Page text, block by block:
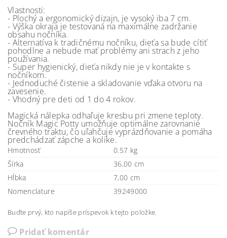
Vlastnosti:
- Plochý a ergonomický dizajn, je vysoký iba 7 cm.
- Výška okraja je testovaná na maximálne zadržanie
obsahu nočníka.
- Alternatíva k tradičnému nočníku, dieťa sa bude cítiť
pohodlne a nebude mať problémy ani strach z jeho
používania.
- Super hygienický, dieťa nikdy nie je v kontakte s
nočníkom.
- Jednoduché čistenie a skladovanie vďaka otvoru na
zavesenie.
- Vhodný pre deti od 1 do 4 rokov.
Magická nálepka odhaľuje kresbu pri zmene teploty.
Nočník Magic Potty umožňuje optimálne zarovnanie
črevného traktu, čo uľahčuje vyprázdňovanie a pomáha
predchádzať zápche a kolike.
Hmotnosť
0.57 kg
Šírka
36,00 cm
Hĺbka
7,00 cm
Nomenclature
39249000
Buďte prvý, kto napíše príspevok k tejto položke.
Pridať komentár